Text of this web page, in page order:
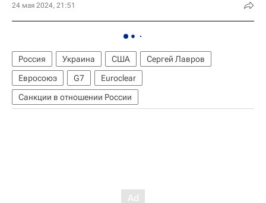
24 мая 2024, 21:51
Россия Украина США
Сергей Лавров
Евросоюз
G7
Euroclear
Санкции в отношении России